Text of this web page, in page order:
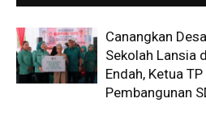
Canangkan
Sekolah Lansia
Endah, Ketua
Pembangunan